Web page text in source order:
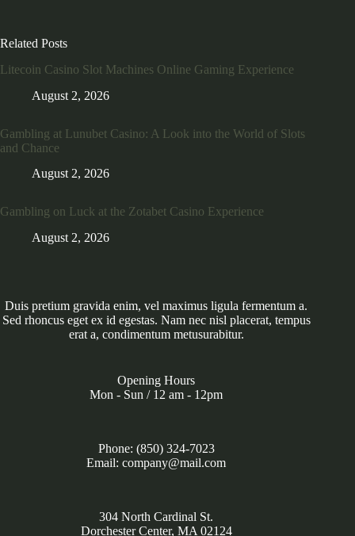
Related Posts
Litecoin Casino Slot Machines Online Gaming Experience
August 2, 2026
Gambling at Lunubet Casino: A Look into the World of Slots
and Chance
August 2, 2026
Gambling on Luck at the Zotabet Casino Experience
August 2, 2026
Duis pretium gravida enim, vel maximus ligula fermentum a.
Sed rhoncus eget ex id egestas. Nam nec nisl placerat, tempus
erat a, condimentum metusurabitur.
Opening Hours
Mon - Sun / 12 am - 12pm
Phone: (850) 324-7023
Email: company@mail.com
304 North Cardinal St.
Dorchester Center, MA 02124